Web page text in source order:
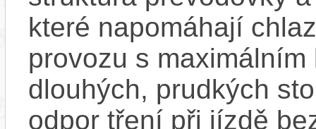
které napomáhají
provozu s
dlouhých, prudkých
odpor tření při jízdě